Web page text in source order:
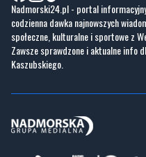
Nadmorski24.pl - portal
codzienna dawka najnowszych
społeczne, kulturalne i sportowe z
Zawsze sprawdzone i aktualne info
Kaszubskiego.